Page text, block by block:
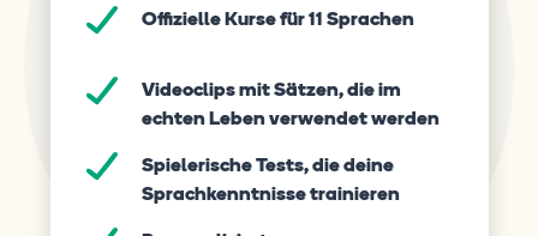
Offizielle Kurse für 11 Sprachen
Videoclips mit Sätzen, die im
echten Leben verwendet werden
Spielerische Tests, die deine
Sprachkenntnisse trainieren